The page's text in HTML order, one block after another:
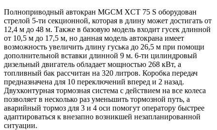
Полноприводный автокран MGCM XCT 75 S оборудован
стрелой 5-ти секционной, которая в длину может достигать от
12,4 м до 48 м. Также в базовую модель входит гусек длинной
от 10,5 м до 17,5 м, но данная модель автокрана имеет
возможность увеличить длину гуська до 26,5 м при помощи
дополнительной вставки длинной 9 м. 6-ти цилиндровый
дизельный двигатель обладает мощностью 268 кВт, а
топливный бак рассчитан на 320 литров. Коробка передач
предназначена для 10 переключений вперед и 2 назад.
Двухконтурная тормозная система с действием на все колеса
позволяет в несколько раз уменьшить тормозной путь, а
аварийный тормоз для 3 и 4 оси помогут оператору быстрее
адаптироваться к внезапно возникшей незапланированной
ситуации.